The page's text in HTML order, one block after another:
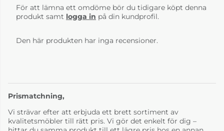
Bruno Mässing
4-6 Veckor
För att lämna ett omdöme bör du tidigare köpt denna
produkt samt logga in på din kundprofil.
Den här produkten har inga recensioner.
Prismatchning,
Vi strävar efter att erbjuda ett brett sortiment av
kvalitetsmöbler till rätt pris. Vi gör det enkelt för dig –